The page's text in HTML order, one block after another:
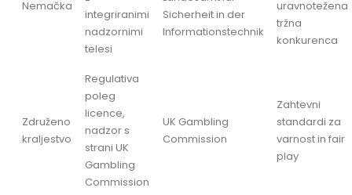
Nemačka
integriranimi
nadzornimi
telesi
Sicherheit in der
Informationstechnik
uravnotežena
tržna
konkurenca
Združeno
kraljestvo
Regulativa
poleg
licence,
nadzor s
strani UK
Gambling
Commission
UK Gambling
Commission
Zahtevni
standardi za
varnost in fair
play